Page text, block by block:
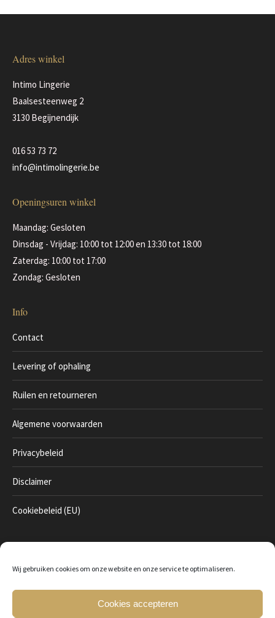
Wij gebruiken cookies om onze website en onze service te optimaliseren.
Cookies accepteren
Adres winkel
Intimo Lingerie
Baalsesteenweg 2
3130 Begijnendijk
016 53 73 72
info@intimolingerie.be
Openingsuren winkel
Maandag: Gesloten
Dinsdag - Vrijdag: 10:00 tot 12:00 en 13:30 tot 18:00
Zaterdag: 10:00 tot 17:00
Zondag: Gesloten
Info
Contact
Levering of ophaling
Ruilen en retourneren
Algemene voorwaarden
Privacybeleid
Disclaimer
Cookiebeleid (EU)
Betaal veilig online